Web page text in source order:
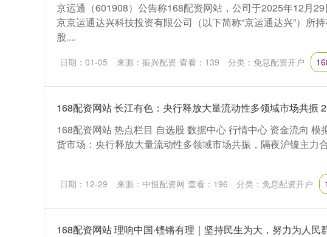
京运通（601908）公告称168配资网站，公司于2025年12月
京京运通达兴科技投资有限公司（以下简称“京运通达兴”）所
股....
日期：01-05 来源：振兴配资 查看： 139 分类： 免息配资开户
168配资网站 长江有色：央行释放大量流动性多领域市场共振
168配资网站 热点栏目 自选股 数据中心 行情中心 资金流向 模
货市场：央行释放大量流动性多领域市场共振，隔夜沪镍主力
日期：12-29 来源：中恒配资网 查看： 196 分类： 免息配资开户
168配资网站 理响中国·铿锵有理｜坚持民生为大，努力为人民